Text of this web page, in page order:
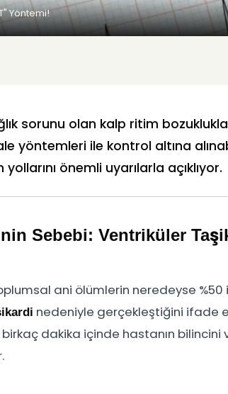
Yöntemi!
sorunu olan kalp ritim
yöntemleri ile kontrol altına
önemli uyarılarla açıklıyor.
Sebebi: Ventriküler
ani ölümlerin neredeyse %50
nedeniyle gerçekleştiğini ifade
dakika içinde hastanın bilincini